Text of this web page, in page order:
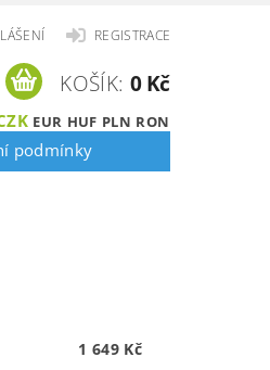
REGISTRACE
EUR HUF PLN RON
KOŠÍK: 0 Kč
podmínky
1 649 Kč